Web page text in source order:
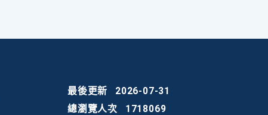
最後更新
2026-07-31
總瀏覽人次
1718069